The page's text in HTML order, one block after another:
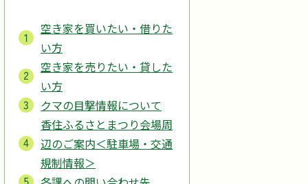
空き家を買いたい・借りた
い方
空き家を売りたい・貸した
い方
クマの目撃情報について
香住ふるさとまつり会場周
辺のご案内＜駐車場・交通
規制情報＞